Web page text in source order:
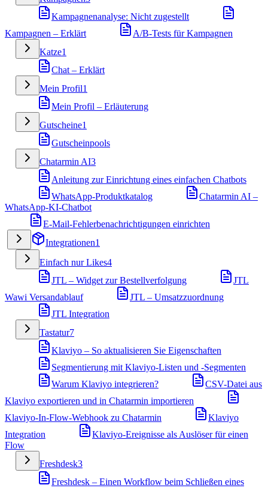
Kampagnenanalyse: Nicht zugestellt
Kampagnen – Erklärt
A/B-Tests für Kampagnen
Katze1
Chat – Erklärt
Mein Profil1
Mein Profil – Erläuterung
Gutscheine1
Gutscheinpools
Chatarmin AI3
Anleitung zur Einrichtung eines einfachen Chatbots
WhatsApp-Produktkatalog
Chatarmin AI –
WhatsApp-KI-Chatbot
E-Mail-Fehlerbenachrichtigungen einrichten
Integrationen1
Einfach nur Likes4
JTL – Widget zur Bestellverfolgung
JTL
Wawi Versandablauf
JTL – Umsatzzuordnung
JTL Integration
Tastatur7
Klaviyo – So aktualisieren Sie Eigenschaften
Segmentierung mit Klaviyo-Listen und -Segmenten
Warum Klaviyo integrieren?
CSV-Datei aus
Klaviyo exportieren und in Chatarmin importieren
Klaviyo-In-Flow-Webhook zu Chatarmin
Klaviyo
Integration
Klaviyo-Ereignisse als Auslöser für einen
Flow
Freshdesk3
Freshdesk – Einen Workflow beim Schließen eines